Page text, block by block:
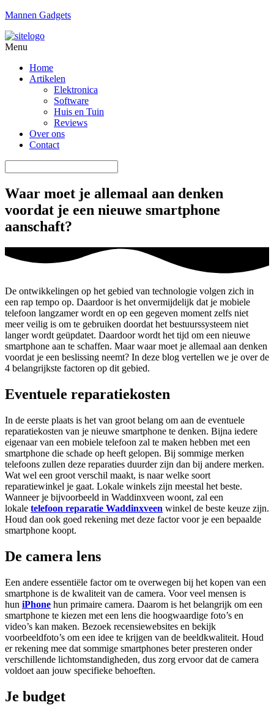
Mannen Gadgets
Menu
Home
Artikelen
Elektronica
Software
Huis en Tuin
Reviews
Over ons
Contact
Waar moet je allemaal aan denken
voordat je een nieuwe smartphone
aanschaft?
De ontwikkelingen op het gebied van technologie volgen zich in
een rap tempo op. Daardoor is het onvermijdelijk dat je mobiele
telefoon langzamer wordt en op een gegeven moment zelfs niet
meer veilig is om te gebruiken doordat het bestuurssysteem niet
langer wordt geüpdatet. Daardoor wordt het tijd om een nieuwe
smartphone aan te schaffen. Maar waar moet je allemaal aan denken
voordat je een beslissing neemt? In deze blog vertellen we je over de
4 belangrijkste factoren op dit gebied.
Eventuele reparatiekosten
In de eerste plaats is het van groot belang om aan de eventuele
reparatiekosten van je nieuwe smartphone te denken. Bijna iedere
eigenaar van een mobiele telefoon zal te maken hebben met een
smartphone die schade op heeft gelopen. Bij sommige merken
telefoons zullen deze reparaties duurder zijn dan bij andere merken.
Wat wel een groot verschil maakt, is naar welke soort
reparatiewinkel je gaat. Lokale winkels zijn meestal het beste.
Wanneer je bijvoorbeeld in Waddinxveen woont, zal een
lokale telefoon reparatie Waddinxveen winkel de beste keuze zijn.
Houd dan ook goed rekening met deze factor voor je een bepaalde
smartphone koopt.
De camera lens
Een andere essentiële factor om te overwegen bij het kopen van een
smartphone is de kwaliteit van de camera. Voor veel mensen is
hun iPhone hun primaire camera. Daarom is het belangrijk om een
smartphone te kiezen met een lens die hoogwaardige foto’s en
video’s kan maken. Bezoek recensiewebsites en bekijk
voorbeeldfoto’s om een idee te krijgen van de beeldkwaliteit. Houd
er rekening mee dat sommige smartphones beter presteren onder
verschillende lichtomstandigheden, dus zorg ervoor dat de camera
voldoet aan jouw specifieke behoeften.
Je budget